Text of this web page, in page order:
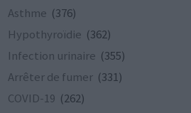
Asthme (376)
Hypothyroïdie (362)
Infection urinaire (355)
Arrêter de fumer (331)
COVID-19 (262)